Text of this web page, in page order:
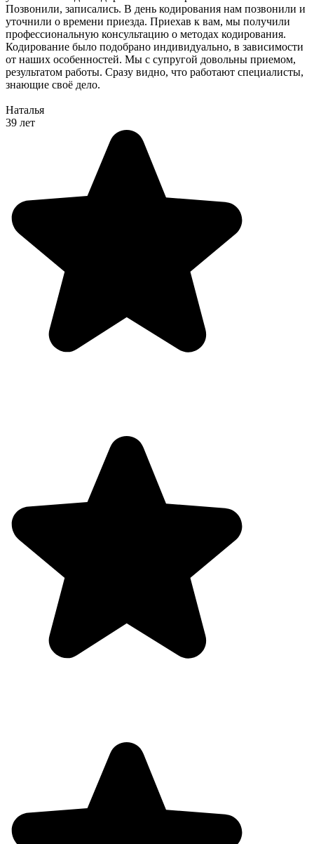
Позвонили, записались. В день кодирования нам позвонили и
уточнили о времени приезда. Приехав к вам, мы получили
профессиональную консультацию о методах кодирования.
Кодирование было подобрано индивидуально, в зависимости
от наших особенностей. Мы с супругой довольны приемом,
результатом работы. Сразу видно, что работают специалисты,
знающие своё дело.
Наталья
39 лет